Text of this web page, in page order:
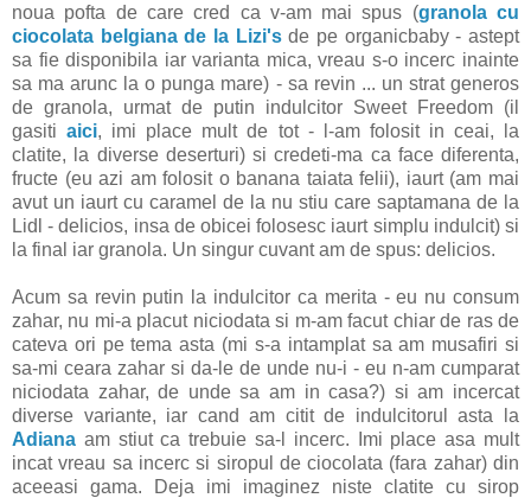
noua pofta de care cred ca v-am mai spus (granola cu
ciocolata belgiana de la Lizi'sde pe organicbaby - astept
sa fie disponibila iar varianta mica, vreau s-o incerc inainte
sa ma arunc la o punga mare) - sa revin ... un strat generos
de granola, urmat de putin indulcitor Sweet Freedom (il
gasitiaici, imi place mult de tot - l-am folosit in ceai, la
clatite, la diverse deserturi) si credeti-ma ca face diferenta,
fructe (eu azi am folosit o banana taiata felii), iaurt (am mai
avut un iaurt cu caramel de la nu stiu care saptamana de la
Lidl - delicios, insa de obicei folosesc iaurt simplu indulcit) si
la final iar granola. Un singur cuvant am de spus: delicios.
Acum sa revin putin la indulcitor ca merita - eu nu consum
zahar, nu mi-a placut niciodata si m-am facut chiar de ras de
cateva ori pe tema asta (mi s-a intamplat sa am musafiri si
sa-mi ceara zahar si da-le de unde nu-i - eu n-am cumparat
niciodata zahar, de unde sa am in casa?) si am incercat
diverse variante, iar cand am citit de indulcitorul asta la
Adiana am stiut ca trebuie sa-l incerc. Imi place asa mult
incat vreau sa incerc si siropul de ciocolata (fara zahar) din
aceeasi gama. Deja imi imaginez niste clatite cu sirop